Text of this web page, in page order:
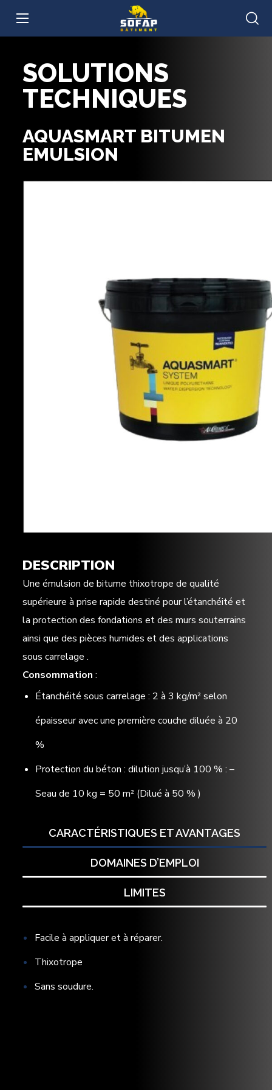
SOLUTIONS
TECHNIQUES
AQUASMART BITUMEN
EMULSION
DESCRIPTION
Une émulsion de bitume thixotrope de qualité
supérieure à prise rapide destiné pour l’étanchéité et
la protection des fondations et des murs souterrains
ainsi que des pièces humides et des applications
sous carrelage .
Consommation :
Étanchéité sous carrelage : 2 à 3 kg/m² selon
épaisseur avec une première couche diluée à 20
%
Protection du béton : dilution jusqu’à 100 % : –
Seau de 10 kg = 50 m² (Dilué à 50 % )
CARACTÉRISTIQUES ET AVANTAGES
DOMAINES D’EMPLOI
LIMITES
Facile à appliquer et à réparer.
Thixotrope
Sans soudure.